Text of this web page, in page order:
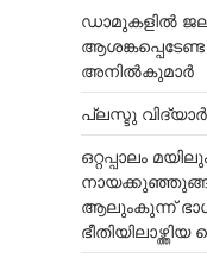
ഡാമുകളില്‍
അനില്‍കുമാര്‍
പ്ലസ്ടു
ഒറ്റപ്പാലം
ആലുംകുന്ന്